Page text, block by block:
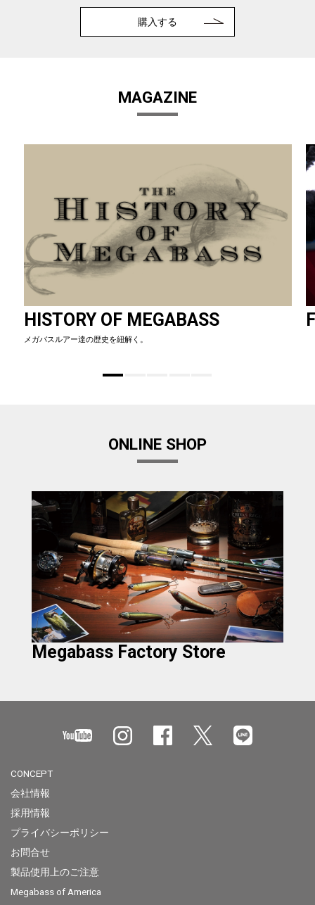
購入する
MAGAZINE
HISTORY OF MEGABASS
メガバスルアー達の歴史を紐解く。
ONLINE SHOP
Megabass Factory Store
CONCEPT
会社情報
採用情報
プライバシーポリシー
お問合せ
製品使用上のご注意
Megabass of America